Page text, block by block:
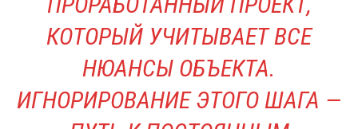
КОТОРЫЙ УЧИТЫВАЕТ ВСЕ
НЮАНСЫ ОБЪЕКТА.
ИГНОРИРОВАНИЕ ЭТОГО ШАГА —